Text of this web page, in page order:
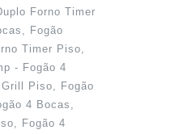
Forno Timer
Fogão
Timer Piso,
- Fogão 4
Piso, Fogão
4 Bocas,
Fogão 4